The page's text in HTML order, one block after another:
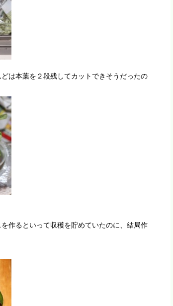
は本葉を２段残してカットできそうだったの
作るといって収穫を貯めていたのに、結局作